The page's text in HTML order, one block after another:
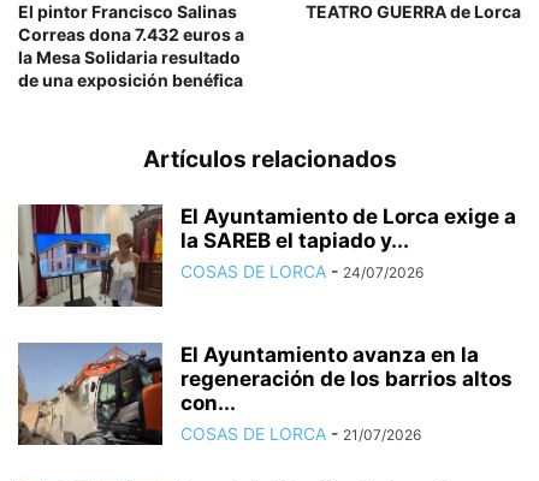
El pintor Francisco Salinas
Correas dona 7.432 euros a
la Mesa Solidaria resultado
de una exposición benéfica
TEATRO GUERRA de Lorca
Artículos relacionados
El Ayuntamiento de Lorca exige a
la SAREB el tapiado y...
COSAS DE LORCA - 24/07/2026
El Ayuntamiento avanza en la
regeneración de los barrios altos
con...
COSAS DE LORCA - 21/07/2026